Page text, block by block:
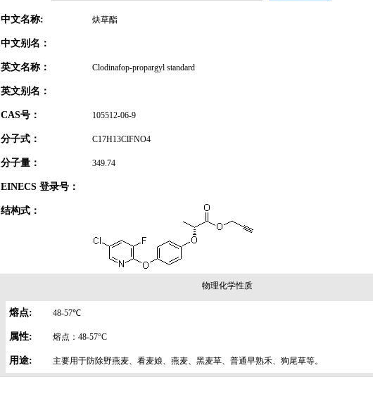
中文名称: 炔草酯
中文别名：
英文名称： Clodinafop-propargyl standard
英文别名：
CAS号： 105512-06-9
分子式： C17H13ClFNO4
分子量： 349.74
EINECS 登录号：
结构式：
物理化学性质
熔点: 48-57℃
属性: 熔点：48-57°C
用途: 主要用于防除野燕麦、看麦娘、燕麦、黑麦草、普通早熟禾、狗尾草等。